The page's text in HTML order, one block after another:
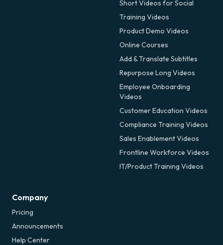
Short Videos for Social
Training Videos
Product Demo Videos
Online Courses
Add & Translate Subtitles
Repurpose Long Videos
Employee Onboarding
Videos
Customer Education Videos
Compliance Training Videos
Sales Enablement Videos
Frontline Workforce Videos
IT/Product Training Videos
Company
Pricing
Announcements
Help Center